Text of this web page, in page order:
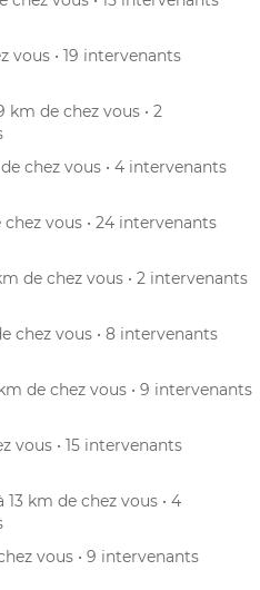
vous • 19 intervenants
km de chez vous • 2
de chez vous • 4 intervenants
chez vous • 24 intervenants
de chez vous • 2 intervenants
chez vous • 8 intervenants
km de chez vous • 9 intervenants
vous • 15 intervenants
13 km de chez vous • 4
vous • 9 intervenants